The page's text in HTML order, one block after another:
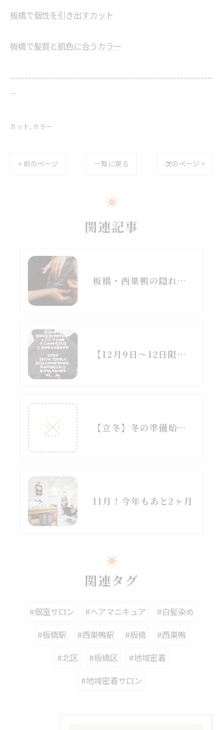
板橋で個性を引き出すカット
板橋で髪質と肌色に合うカラー
--------------------------------------------------------------------
--
カット カラー
< 前のページ 一覧に戻る 次のページ >
関連記事
板橋・西巣鴨の隠れ家で「20分間の居眠り」という贅沢を
【12月9日～12日限定】
【立冬】冬の準備始めていますか？
11月！今年もあと2ヶ月
関連タグ
#個室サロン #ヘアマニキュア
#白髪染め
#板橋駅
#西巣鴨駅 #板橋
#西巣鴨
#北区
#板橋区
#地域密着
#地域密着サロン